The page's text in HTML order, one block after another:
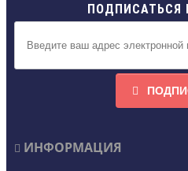
ПОДПИСАТЬСЯ
ИНФОРМАЦИЯ